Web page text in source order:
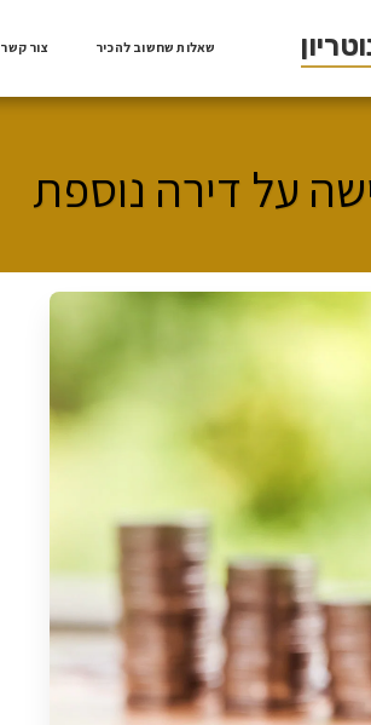
שאלות שחשוב להכיר צור קשר
על דירה נוספת